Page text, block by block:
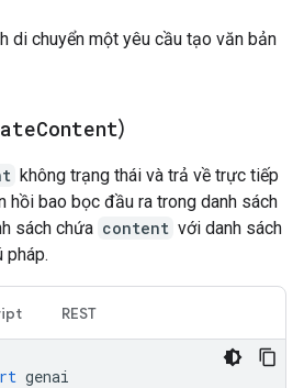
di chuyển một yêu cầu tạo văn bản
Content)
không trạng thái và trả về trực tiếp
hồi bao bọc đầu ra trong danh sách
sách chứa content với danh sách
pháp.
REST
genai